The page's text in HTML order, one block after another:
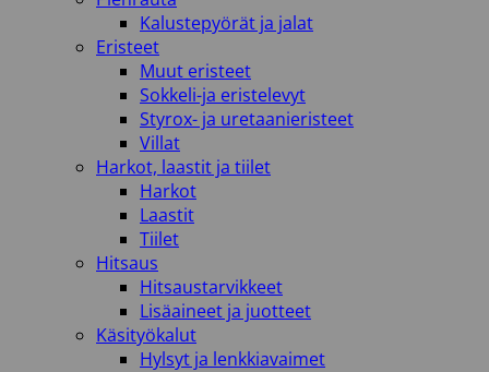
Kalustepyörät ja jalat
Eristeet
Muut eristeet
Sokkeli-ja eristelevyt
Styrox- ja uretaanieristeet
Villat
Harkot, laastit ja tiilet
Harkot
Laastit
Tiilet
Hitsaus
Hitsaustarvikkeet
Lisäaineet ja juotteet
Käsityökalut
Hylsyt ja lenkkiavaimet